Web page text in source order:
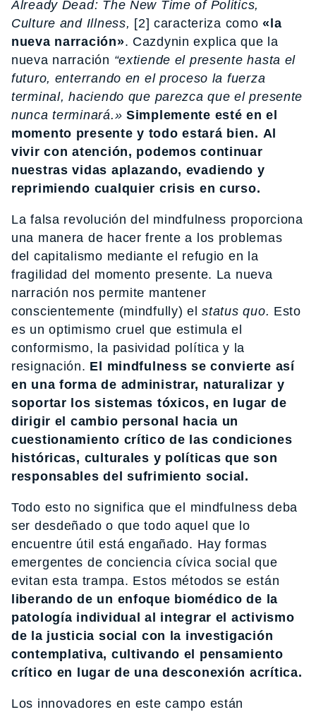
Already Dead: The New Time of Politics,
Culture and Illness, [2] caracteriza como«la
nueva narración». Cazdynin explica que la
nueva narración “extiende el presente hasta el
futuro, enterrando en el proceso la fuerza
terminal, haciendo que parezca que el presente
nunca terminará.» Simplemente esté en el
momento presente y todo estará bien. Al
vivir con atención, podemos continuar
nuestras vidas aplazando, evadiendo y
reprimiendo cualquier crisis en curso.
La falsa revolución del mindfulness proporciona
una manera de hacer frente a los problemas
del capitalismo mediante el refugio en la
fragilidad del momento presente. La nueva
narración nos permite mantener
conscientemente (mindfully) elstatus quo. Esto
es un optimismo cruel que estimula el
conformismo, la pasividad política y la
resignación. El mindfulness se convierte así
en una forma de administrar, naturalizar y
soportar los sistemas tóxicos, en lugar de
dirigir el cambio personal hacia un
cuestionamiento crítico de las condiciones
históricas, culturales y políticas que son
responsables del sufrimiento social.
Todo esto no significa que el mindfulness deba
ser desdeñado o que todo aquel que lo
encuentre útil está engañado. Hay formas
emergentes de conciencia cívica social que
evitan esta trampa. Estos métodos se están
liberando de un enfoque biomédico de la
patología individual al integrar el activismo
de la justicia social con la investigación
contemplativa, cultivando el pensamiento
crítico en lugar de una desconexión acrítica.
Los innovadores en este campo están